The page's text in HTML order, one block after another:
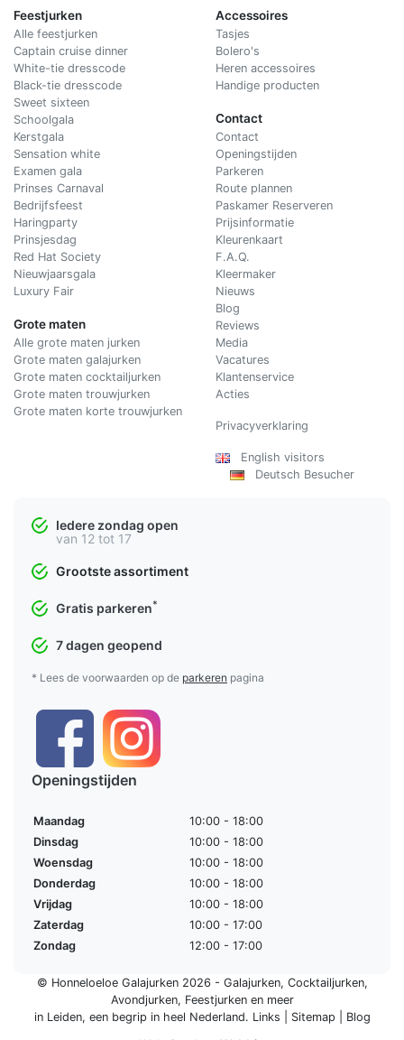
Feestjurken
Alle feestjurken
Captain cruise dinner
White-tie dresscode
Black-tie dresscode
Sweet sixteen
Schoolgala
Kerstgala
Sensation white
Examen gala
Prinses Carnaval
Bedrijfsfeest
Haringparty
Prinsjesdag
Red Hat Society
Nieuwjaarsgala
Luxury Fair
Grote maten
Alle grote maten jurken
Grote maten galajurken
Grote maten cocktailjurken
Grote maten trouwjurken
Grote maten korte trouwjurken
Accessoires
Tasjes
Bolero's
Heren accessoires
Handige producten
Contact
Contact
Openingstijden
Parkeren
Route plannen
Paskamer Reserveren
Prijsinformatie
Kleurenkaart
F.A.Q.
Kleermaker
Nieuws
Blog
Reviews
Media
Vacatures
Klantenservice
Acties
Privacyverklaring
English visitors
Deutsch Besucher
Iedere zondag open
van 12 tot 17
Grootste assortiment
Gratis parkeren*
7 dagen geopend
* Lees de voorwaarden op de parkeren pagina
Openingstijden
Maandag
10:00 - 18:00
Dinsdag
10:00 - 18:00
Woensdag
10:00 - 18:00
Donderdag
10:00 - 18:00
Vrijdag
10:00 - 18:00
Zaterdag
10:00 - 17:00
Zondag
12:00 - 17:00
© Honneloeloe Galajurken 2026 - Galajurken, Cocktailjurken,
Avondjurken, Feestjurkenen meer
in Leiden, een begrip in heel Nederland. Links Sitemap Blog